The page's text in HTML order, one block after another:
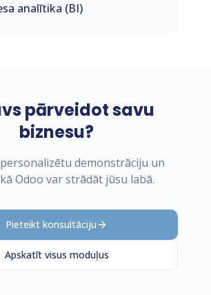
analītika (BI)
pārveidot savu
biznesu?
demonstrāciju un
Odoo var strādāt jūsu labā.
Pieteikt konsultāciju
Apskatīt visus moduļus